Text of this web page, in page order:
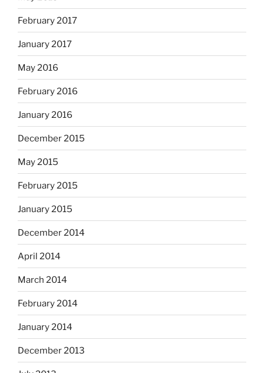
February 2017
January 2017
May 2016
February 2016
January 2016
December 2015
May 2015
February 2015
January 2015
December 2014
April 2014
March 2014
February 2014
January 2014
December 2013